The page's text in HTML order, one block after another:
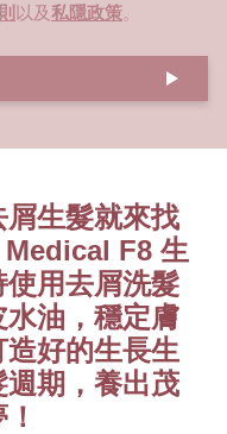
以及私隱政策。
生髮就來找
F8 生
用去屑洗髮
油，穩定膚
好的生長生
期，養出茂